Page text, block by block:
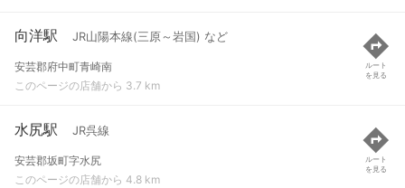
向洋駅 JR山陽本線(三原～岩国) など
安芸郡府中町青崎南
このページの店舗から 3.7 km
ルート
を見る
水尻駅 JR呉線
安芸郡坂町字水尻
このページの店舗から 4.8 km
ルート
を見る